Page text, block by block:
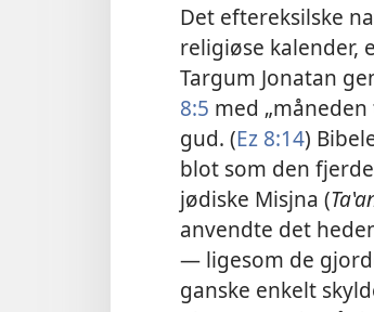
Det eftereksilske
religiøse kalender,
Targum Jonatan
8:5 med
gud. (Ez 8:14)
blot som den
jødiske Misjna (
anvendte det
— ligesom de
ganske enkelt